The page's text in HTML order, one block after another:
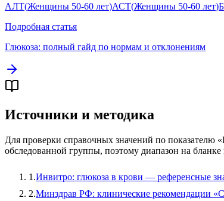
АЛТ(Женщины 50-60 лет)АСТ(Женщины 50-60 лет)
Подробная статья
Глюкоза: полный гайд по нормам и отклонениям
Источники и методика
Для проверки справочных значений по показателю «
обследованной группы, поэтому диапазон на
1 .Инвитро: глюкоза в крови — референсные
2.Минздрав РФ: клинические рекомендации